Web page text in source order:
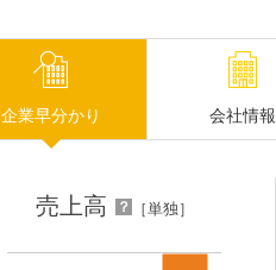
企業早分かり 会社情報
売上高 ？ ［単独］